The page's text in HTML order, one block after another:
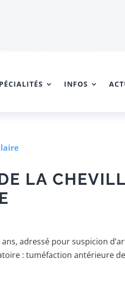
INFOS
LA
adressé pour suspicion
: tuméfaction antérieure